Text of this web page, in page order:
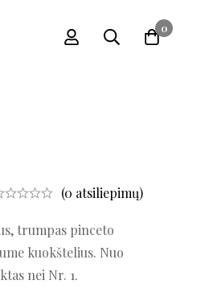
0
(0 atsiliepimų)
trumpas pinceto
kuokštelius. Nuo
nei Nr. 1.